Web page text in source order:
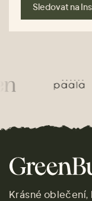
Sledovat na
Krásné